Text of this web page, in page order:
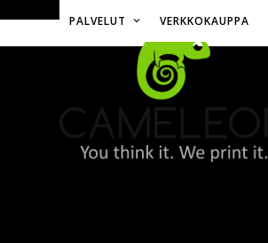
content
PALVELUT VERKKOKAUPPA